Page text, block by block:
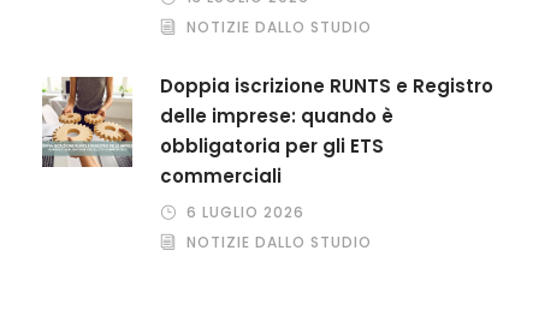
NOTIZIE DALLO STUDIO
Doppia iscrizione RUNTS e Registro
delle imprese: quando è
obbligatoria per gli ETS
commerciali
6 LUGLIO 2026
NOTIZIE DALLO STUDIO